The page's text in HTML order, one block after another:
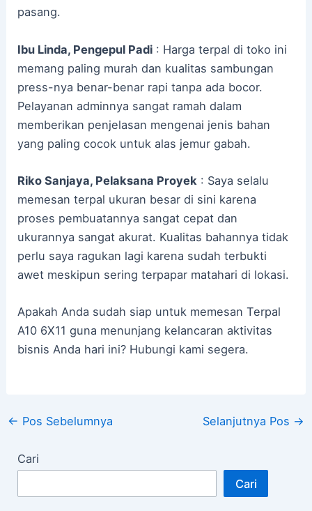
pasang.
Ibu Linda, Pengepul Padi : Harga terpal di toko ini
memang paling murah dan kualitas sambungan
press-nya benar-benar rapi tanpa ada bocor.
Pelayanan adminnya sangat ramah dalam
memberikan penjelasan mengenai jenis bahan
yang paling cocok untuk alas jemur gabah.
Riko Sanjaya, Pelaksana Proyek : Saya selalu
memesan terpal ukuran besar di sini karena
proses pembuatannya sangat cepat dan
ukurannya sangat akurat. Kualitas bahannya tidak
perlu saya ragukan lagi karena sudah terbukti
awet meskipun sering terpapar matahari di lokasi.
Apakah Anda sudah siap untuk memesan Terpal
A10 6X11 guna menunjang kelancaran aktivitas
bisnis Anda hari ini? Hubungi kami segera.
← Pos Sebelumnya Selanjutnya Pos →
Cari
Cari